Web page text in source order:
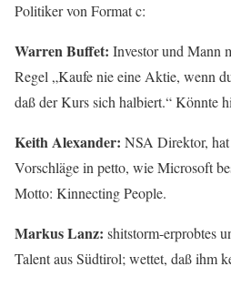
Politiker von Format c:
Warren Buffet: Investor und Mann
Regel „Kaufe nie eine Aktie, wenn
daß der Kurs sich halbiert.“ Könnte
Keith Alexander: NSA Direktor,
Vorschläge in petto, wie Microsoft
Motto: Kinnecting People.
Markus Lanz: shitstorm-erprobtes
Talent aus Südtirol; wettet, daß ihm